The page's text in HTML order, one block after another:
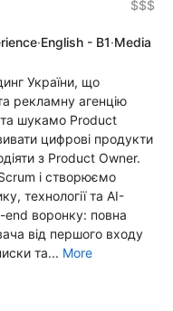
$$$
·English - B1·Media
України, що
рекламну агенцію
шукамо Product
цифрові продукти
з Product Owner.
і створюємо
технології та AI-
воронку: повна
від першого входу
та... More